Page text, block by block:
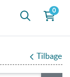
0
Tilbage